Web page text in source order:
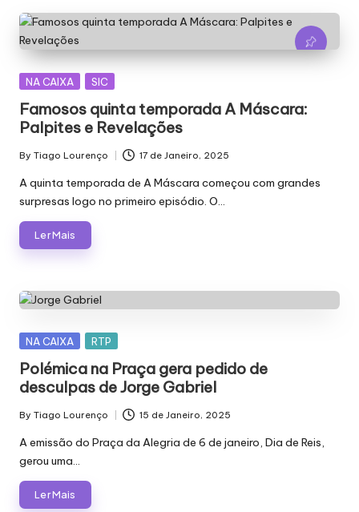
Posted
NA CAIXA SIC
Famosos quinta temporada A Máscara:
Palpites e Revelações
Posted
by
By Tiago Lourenço 17 de Janeiro, 2025
A quinta temporada de A Máscara começou com grandes
surpresas logo no primeiro episódio. O…
Ler Mais
Posted
NA CAIXA RTP
Polémica na Praça gera pedido de
desculpas de Jorge Gabriel
Posted
by
By Tiago Lourenço 15 de Janeiro, 2025
A emissão do Praça da Alegria de 6 de janeiro, Dia de Reis,
gerou uma…
Ler Mais